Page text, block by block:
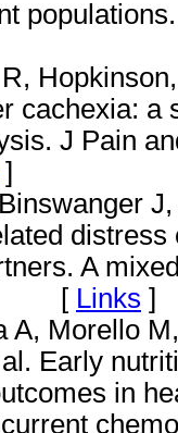
cachexia: a
J Pain
]
A
[ Links ]
A, Morello
Early
in